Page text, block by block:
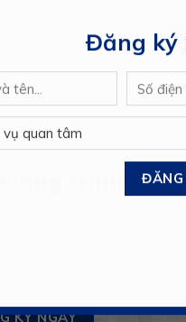
Đăng ký
trình